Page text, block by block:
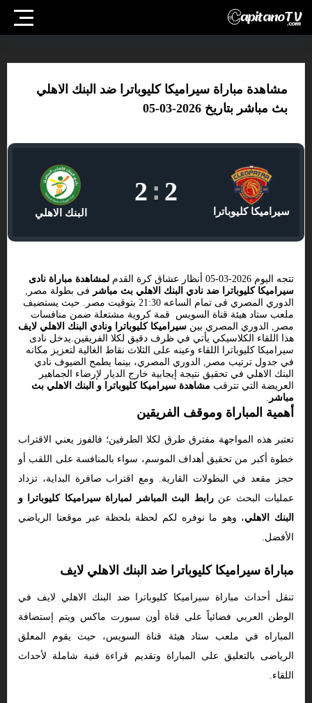
مشاهدة مباراة سيراميكا كليوباترا ضد البنك الاهلي
بث مباشر بتاريخ 2026-03-05
سيراميكا كليوباترا
2
:
2
البنك الاهلي
تتجه اليوم 2026-03-05 أنظار عشاق كرة القدم
لمشاهدة مباراة نادى
سيراميكا كليوباترا ضد نادي البنك الاهلي بث مباشر فى بطولة مصر,
الدوري المصري فى تمام الساعه 21:30 بتوقيت مصر. حيث يستضيف
ملعب ستاد هيئة قناة السويس قمة كروية مشتعلة ضمن منافسات
مصر, الدوري المصري بين سيراميكا كليوباترا ونادي البنك الاهلي لايف
هذا اللقاء الكلاسيكي يأتي في ظرف دقيق لكلا الفريقين.يدخل نادى
سيراميكا كليوباترا اللقاء وعينه على الثلاث نقاط الغالية لتعزيز مكانه
في جدول ترتيب مصر, الدوري المصري، بينما يطمح الضيوف نادي
البنك الاهلي في تحقيق نتيجة إيجابية خارج الديار لإرضاء الجماهير
العريضة التي تترقب مشاهدة سيراميكا كليوباترا و البنك الاهلي بث
مباشر .
أهمية المباراة وموقف الفريقين
تعتبر هذه المواجهة مفترق طرق لكلا الطرفين؛ فالفوز يعني الاقتراب
خطوة أكبر من تحقيق أهداف الموسم، سواء بالمنافسة على اللقب أو
حجز مقعد في البطولات القارية. ومع اقتراب صافرة البداية، تزداد
عمليات البحث عنرابط البث المباشر لمباراة سيراميكا كليوباترا و
البنك الاهلي، وهو ما نوفره لكم لحظة بلحظة عبر موقعنا الرياضي
الأفضل.
مباراة سيراميكا كليوباترا ضد البنك الاهلي لايف
تنقل أحداث مباراة سيراميكا كليوباترا ضد البنك الاهلي لايف في
الوطن العربي فضائياً على قناة أون سبورت ماكس ويتم إستضافة
المباراه في ملعب ستاد هيئة قناة السويس، حيث يقوم المعلق
الرياضى بالتعليق على المباراة وتقديم قراءة فنية شاملة لأحداث
اللقاء.